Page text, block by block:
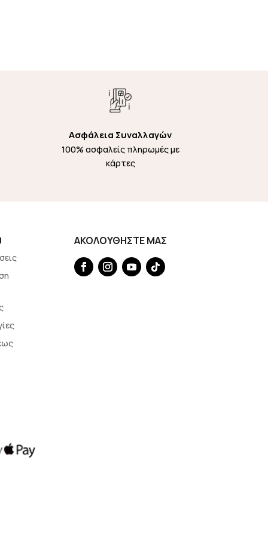
Ασφάλεια Συναλλαγών
100% ασφαλείς πληρωμές με
κάρτες
ΑΚΟΛΟΥΘΗΣΤΕ ΜΑΣ